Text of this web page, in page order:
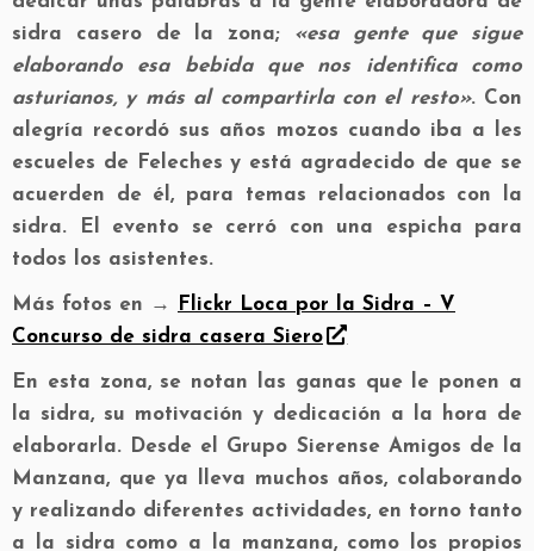
sidra casero de la zona; «esa gente que sigue
elaborando esa bebida que nos identifica como
asturianos, y más al compartirla con el resto». Con
alegría recordó sus años mozos cuando iba a les
escueles de Feleches y está agradecido de que se
acuerden de él, para temas relacionados con la
sidra. El evento se cerró con una espicha para
todos los asistentes.
Más fotos en →
Flickr Loca por la Sidra – V
Concurso de sidra casera Siero
En esta zona, se notan las ganas que le ponen a
la sidra, su motivación y dedicación a la hora de
elaborarla. Desde el Grupo Sierense Amigos de la
Manzana, que ya lleva muchos años, colaborando
y realizando diferentes actividades, en torno tanto
a la sidra como a la manzana, como los propios